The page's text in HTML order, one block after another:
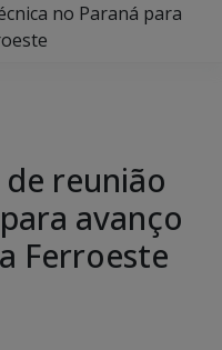
no Paraná para
reunião
avanço
Ferroeste